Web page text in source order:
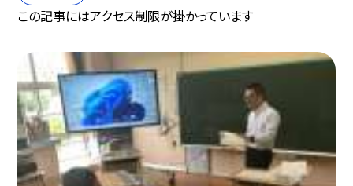
この記事にはアクセス制限が掛かっています